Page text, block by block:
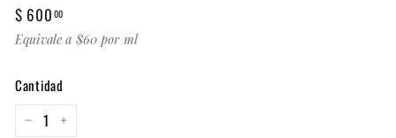
Precio
habitual
$ 600 00$
600.00
Equivale a $60 por ml
Cantidad
+